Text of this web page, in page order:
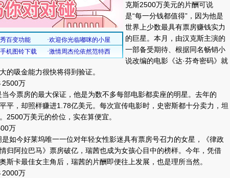
克斯2500万美元的片酬可说
是“每一分钱都值得”，因为他是
世界上少数最具有票房赚钱实力
的巨星。本月，由汉克斯主演的
一部备受期待、根据同名畅销小
说改编的电影《达·芬奇密码》就
的吸金能力很快将得到验证。
万
票房的最大保证，他是为数不多每部电影都卖座的明星。去年的
平平，却照样赚进1.78亿美元。每次宣传电影时，史密斯都十分卖力，坦
2500万美元的价位，实在算便宜。
万
今好莱坞唯一一位对年轻女性影迷具有票房号召力的女星，《律政
归阿拉巴马》票房破亿，瑞茜也成为女孩心目中的榜样。今年，凭借
斯卡最佳女主角后，瑞茜的片酬即便往上发展，也是理所当然。
万